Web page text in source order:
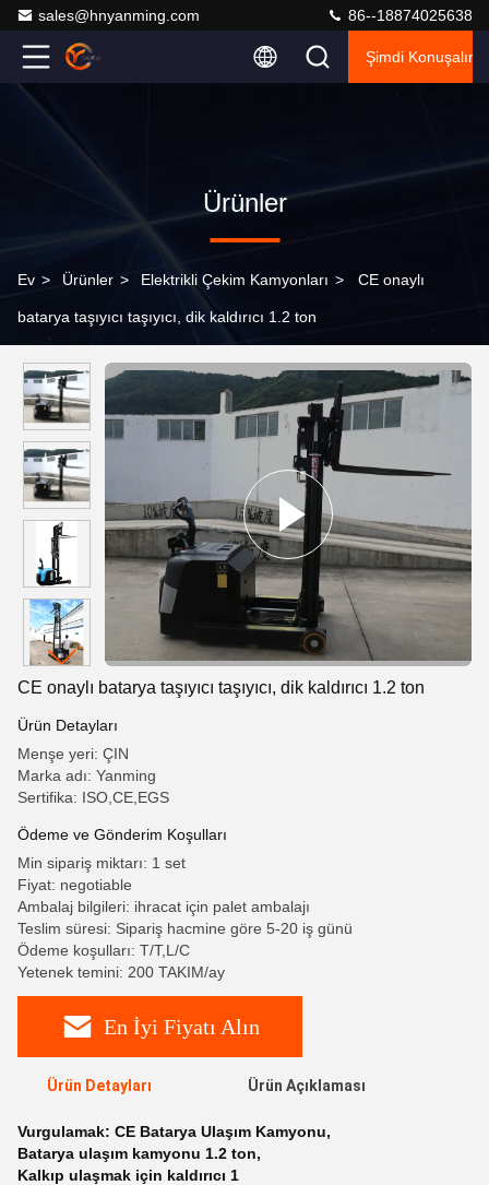
sales@hnyanming.com 86--18874025638
Şimdi Konuşalım.
Ürünler
Ev > Ürünler > Elektrikli Çekim Kamyonları > CE onaylı
batarya taşıyıcı taşıyıcı, dik kaldırıcı 1.2 ton
CE onaylı batarya taşıyıcı taşıyıcı, dik kaldırıcı 1.2 ton
Ürün Detayları
Menşe yeri: ÇIN
Marka adı: Yanming
Sertifika: ISO,CE,EGS
Ödeme ve Gönderim Koşulları
Min sipariş miktarı: 1 set
Fiyat: negotiable
Ambalaj bilgileri: ihracat için palet ambalajı
Teslim süresi: Sipariş hacmine göre 5-20 iş günü
Ödeme koşulları: T/T,L/C
Yetenek temini: 200 TAKIM/ay
En İyi Fiyatı Alın
Ürün Detayları Ürün Açıklaması
Vurgulamak: CE Batarya Ulaşım Kamyonu,
Batarya ulaşım kamyonu 1.2 ton,
Kalkıp ulaşmak için kaldırıcı 1